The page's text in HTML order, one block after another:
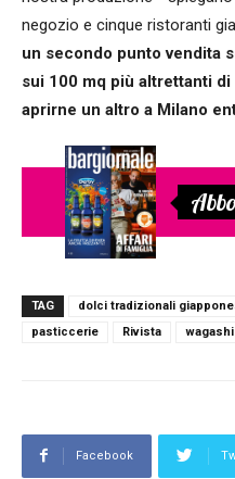
negozio e cinque ristoranti
un secondo punto vendita
sui 100 mq più altrettanti di
aprirne un altro a Milano
TAG dolci tradizionali
pasticcerie
Rivista wagashi
Facebook